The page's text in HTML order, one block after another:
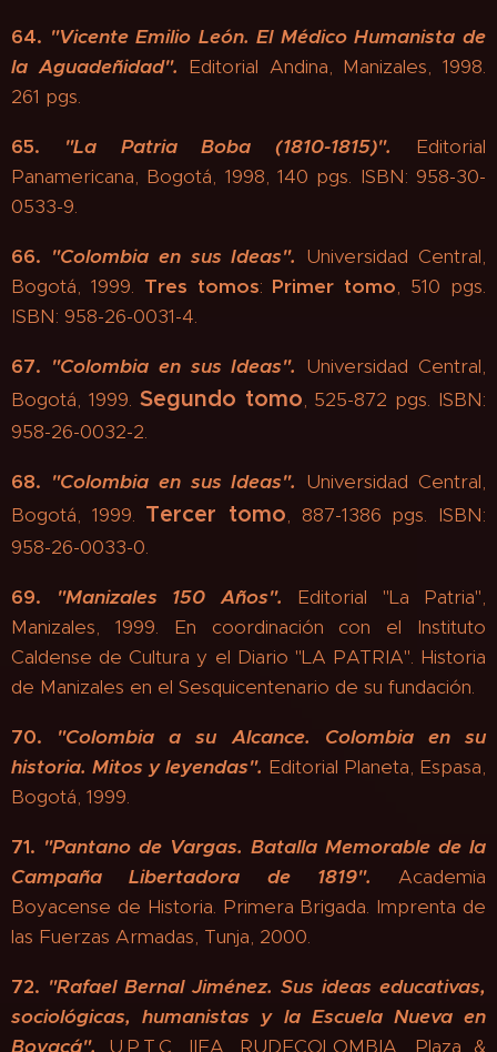
64. "Vicente Emilio León. El Médico Humanista de
la Aguadeñidad". Editorial Andina, Manizales, 1998.
261 pgs.
65. "La Patria Boba (1810-1815)".
Editorial
Panamericana, Bogotá, 1998, 140 pgs. ISBN: 958-30-
0533-9.
66. "Colombia en sus Ideas". Universidad Central,
Bogotá, 1999. Tres tomos: Primer tomo, 510 pgs.
ISBN: 958-26-0031-4.
67. "Colombia en sus Ideas". Universidad Central,
Bogotá, 1999. Segundo tomo, 525-872 pgs. ISBN:
958-26-0032-2.
68. "Colombia en sus Ideas". Universidad Central,
Bogotá, 1999. Tercer tomo, 887-1386 pgs. ISBN:
958-26-0033-0.
69. "Manizales 150 Años".
Editorial "La Patria",
Manizales, 1999. En coordinación con el Instituto
Caldense de Cultura y el Diario "LA PATRIA". Historia
de Manizales en el Sesquicentenario de su fundación.
70. "Colombia a su Alcance. Colombia en su
historia. Mitos y leyendas". Editorial Planeta, Espasa,
Bogotá, 1999.
71. "Pantano de Vargas. Batalla Memorable de la
Campaña Libertadora de 1819". Academia
Boyacense de Historia. Primera Brigada. Imprenta de
las Fuerzas Armadas, Tunja, 2000.
72. "Rafael Bernal Jiménez. Sus ideas educativas,
sociológicas, humanistas y la Escuela Nueva en
Boyacá".
U.P.T.C. IIFA. RUDECOLOMBIA, Plaza &